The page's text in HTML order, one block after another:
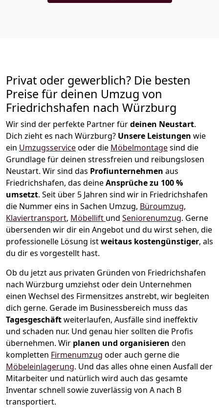
Privat oder gewerblich? Die besten
Preise für deinen Umzug von
Friedrichshafen nach Würzburg
Wir sind der perfekte Partner fürdeinen Neustart.
Dich zieht es nach Würzburg? Unsere Leistungen wie
ein Umzugsserviceoder die Möbelmontagesind die
Grundlage für deinen stressfreien und reibungslosen
Neustart. Wir sind das Profiunternehmen aus
Friedrichshafen, das deineAnsprüche zu 100 %
umsetzt. Seit über 5 Jahren sind wir in Friedrichshafen
die Nummer eins in Sachen Umzug, Büroumzug,
Klaviertransport, Möbellift und Seniorenumzug. Gerne
übersenden wir dir ein Angebot und du wirst sehen, die
professionelle Lösung istweitaus kostengünstiger, als
du dir es vorgestellt hast.
Ob du jetzt aus privaten Gründen von Friedrichshafen
nach Würzburg umziehst oder dein Unternehmen
einen Wechsel des Firmensitzes anstrebt, wir begleiten
dich gerne. Gerade im Businessbereich muss das
Tagesgeschäftweiterlaufen, Ausfälle sind ineffektiv
und schaden nur. Und genau hier sollten die Profis
übernehmen. Wir planen und organisieren den
kompletten Firmenumzug oder auch gerne die
Möbeleinlagerung. Und das alles ohne einen Ausfall der
Mitarbeiter und natürlich wird auch das gesamte
Inventar schnell sowie zuverlässig von A nach B
transportiert.